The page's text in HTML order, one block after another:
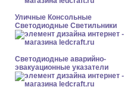
Уличные Консольные
Светодиодные Светильники
Светодиодные аварийно-
эвакуационные указатели